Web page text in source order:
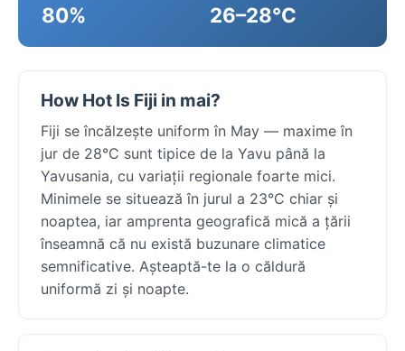
80% 26–28°C
How Hot Is Fiji in mai?
Fiji se încălzește uniform în May — maxime în
jur de 28°C sunt tipice de la Yavu până la
Yavusania, cu variații regionale foarte mici.
Minimele se situează în jurul a 23°C chiar și
noaptea, iar amprenta geografică mică a țării
înseamnă că nu există buzunare climatice
semnificative. Așteaptă-te la o căldură
uniformă zi și noapte.